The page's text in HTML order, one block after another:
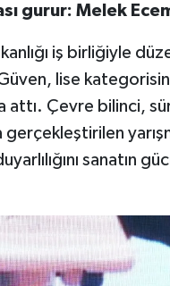
gurur: Melek
iş birliğiyle
lise
attı. Çevre bilinci,
gerçekleştirilen
sanatın